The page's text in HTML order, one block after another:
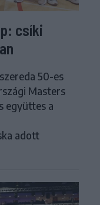
csíki
50-es
Masters
együttes a
adott